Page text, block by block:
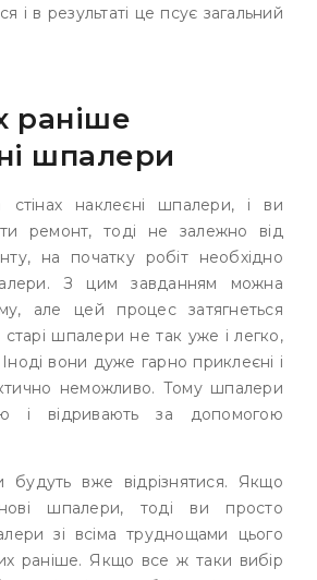
і в результаті це псує загальний
раніше
шпалери
наклеєні шпалери, і ви
ремонт, тоді не залежно від
на початку робіт необхідно
З цим завданням можна
але цей процес затягнеться
старі шпалери не так уже і легко,
вони дуже гарно приклеєні і
неможливо. Тому шпалери
і відривають за допомогою
будуть вже відрізнятися. Якщо
шпалери, тоді ви просто
зі всіма труднощами цього
раніше. Якщо все ж таки вибір